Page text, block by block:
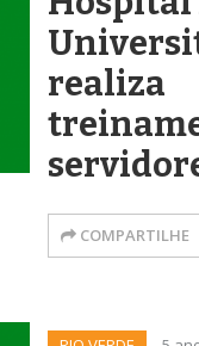
realiza
COMPARTILHE